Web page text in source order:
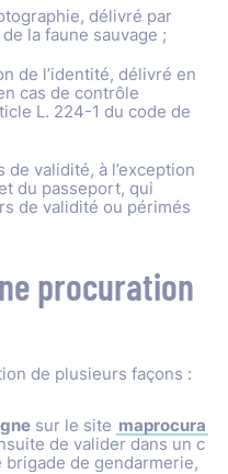
délivré par
la faune sauvage ;
de l’identité, délivré en
cas de contrôle
L. 224-1 du code de
validité, à l’exception
du passeport, qui
de validité ou périmés
procuration
de plusieurs façons :
sur le site maprocura
de valider dans un c
de gendarmerie,